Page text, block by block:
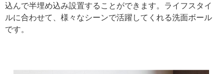
込んで半埋め込み設置することができます。ライフスタイ
ルに合わせて、様々なシーンで活躍してくれる洗面ボール
です。